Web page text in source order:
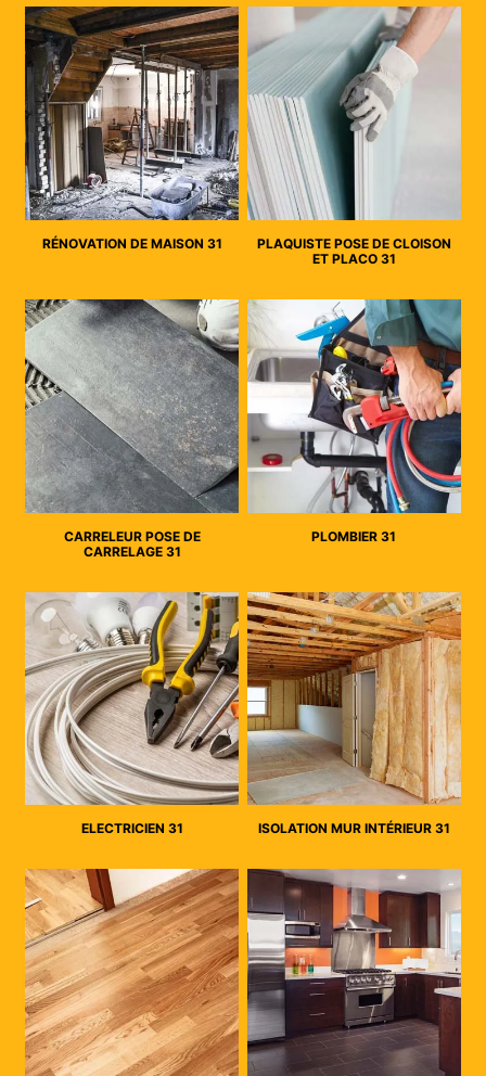
RÉNOVATION DE MAISON 31
PLAQUISTE POSE DE CLOISON
ET PLACO 31
CARRELEUR POSE DE
CARRELAGE 31
PLOMBIER 31
ELECTRICIEN 31 ISOLATION MUR INTÉRIEUR 31